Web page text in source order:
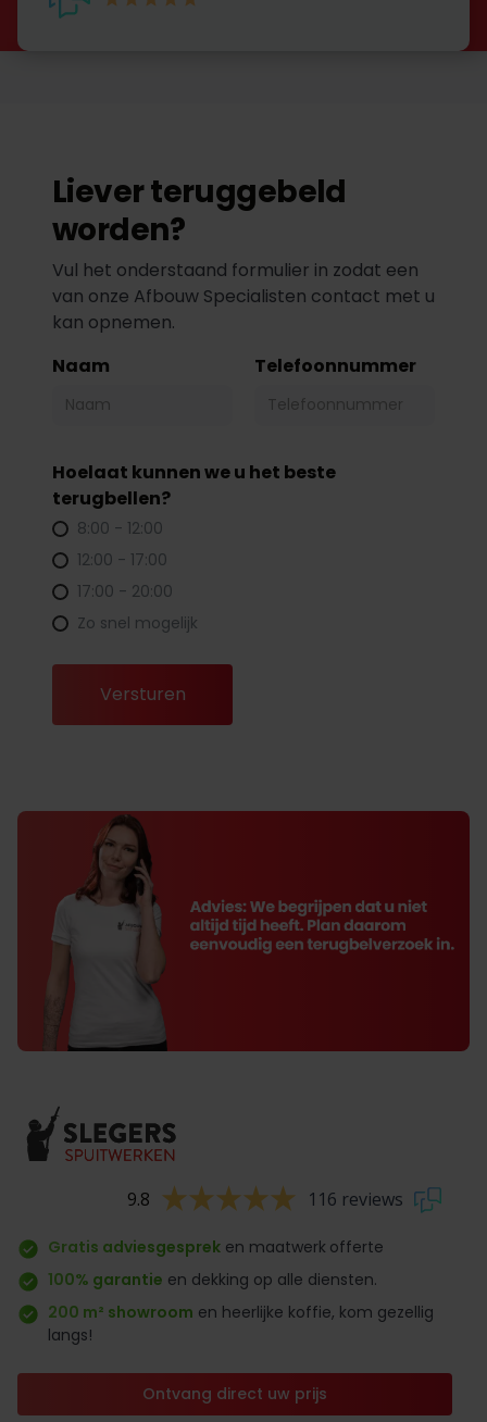
Liever teruggebeld
worden?
Vul het onderstaand formulier in zodat een
van onze Afbouw Specialisten contact met u
kan opnemen.
Naam
Telefoonnummer
Hoelaat kunnen we u het beste
terugbellen?
8:00 - 12:00
12:00 - 17:00
17:00 - 20:00
Zo snel mogelijk
9.8 116 reviews
Gratis adviesgesprek en maatwerk offerte
100% garantie en dekking op alle diensten.
200 m² showroom en heerlijke koffie, kom gezellig
langs!
Ontvang direct uw prijs